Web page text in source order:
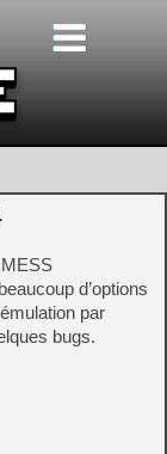
d’options
par
bugs.